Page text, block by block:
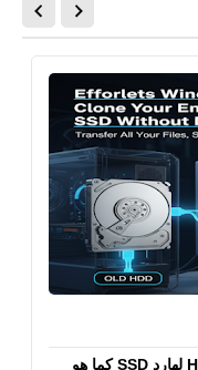
كيفية نقل الويندوز بالكامل من هارد HDD لهارد SSD كما هو